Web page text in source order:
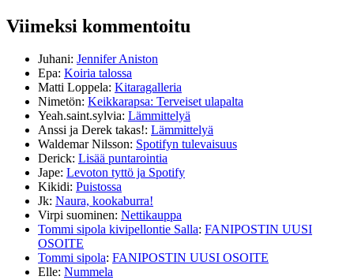
Viimeksi kommentoitu
Juhani: Jennifer Aniston
Epa: Koiria talossa
Matti Loppela: Kitaragalleria
Nimetön: Keikkarapsa: Terveiset ulapalta
Yeah.saint.sylvia: Lämmittelyä
Anssi ja Derek takas!: Lämmittelyä
Waldemar Nilsson: Spotifyn tulevaisuus
Derick: Lisää puntarointia
Jape: Levoton tyttö ja Spotify
Kikidi: Puistossa
Jk: Naura, kookaburra!
Virpi suominen: Nettikauppa
Tommi sipola kivipellontie Salla: FANIPOSTIN UUSI
OSOITE
Tommi sipola: FANIPOSTIN UUSI OSOITE
Elle: Nummela